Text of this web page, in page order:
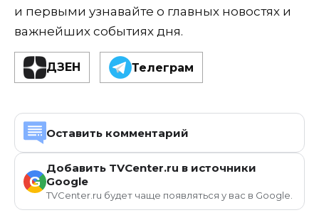
и первыми узнавайте о главных новостях и
важнейших событиях дня.
ДЗЕН Телеграм
Оставить комментарий
G
Добавить TVCenter.ru в источники
Google
TVCenter.ru будет чаще появляться у вас в Google.